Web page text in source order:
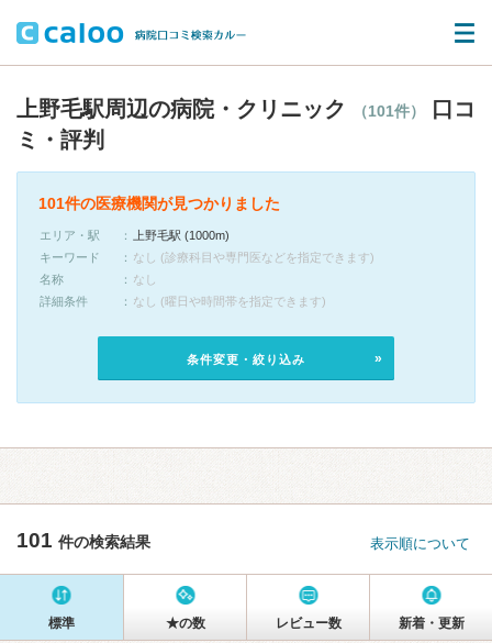
上野毛駅周辺の病院・クリニック （101件）
口コ
ミ・評判
101件の医療機関が見つかりました
エリア・駅
上野毛駅 (1000m)
キーワード
なし (診療科目や専門医などを指定できます)
名称
なし
詳細条件
なし (曜日や時間帯を指定できます)
条件変更・絞り込み
101 件の検索結果 表示順について
標準 ★の数 レビュー数 新着・更新